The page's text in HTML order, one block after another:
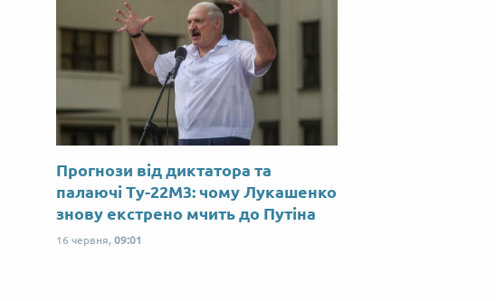
Прогнози від диктатора та
палаючі Ту-22М3: чому Лукашенко
знову екстрено мчить до Путіна
16 червня, 09:01